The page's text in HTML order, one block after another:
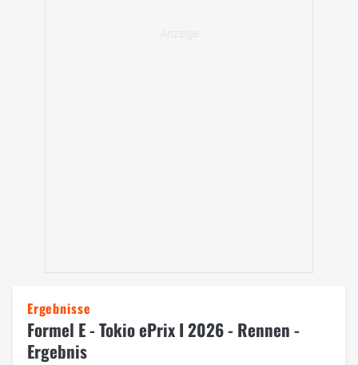
Ergebnisse
Formel E - Tokio ePrix I 2026 - Rennen -
Ergebnis